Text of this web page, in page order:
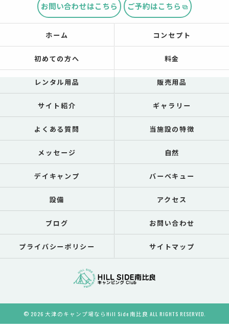
お問い合わせはこちら ご予約はこちら
ホーム コンセプト
初めての方へ 料金
レンタル用品 販売用品
サイト紹介 ギャラリー
よくある質問 当施設の特徴
メッセージ 自然
デイキャンプ バーベキュー
設備 アクセス
ブログ お問い合わせ
プライバシーポリシー サイトマップ
© 2026 大津のキャンプ場ならHill Side 南比良 ALL RIGHTS RESERVED.